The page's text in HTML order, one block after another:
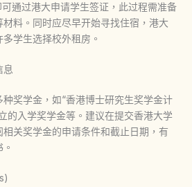
通过港大申请学生签证，此过程需准备
料。同时应尽早开始寻找住宿，港大
学生选择校外租房。
息
奖学金，如“香港博士研究生奖学金计
的入学奖学金等。建议在提交香港大学
关奖学金的申请条件和截止日期，有